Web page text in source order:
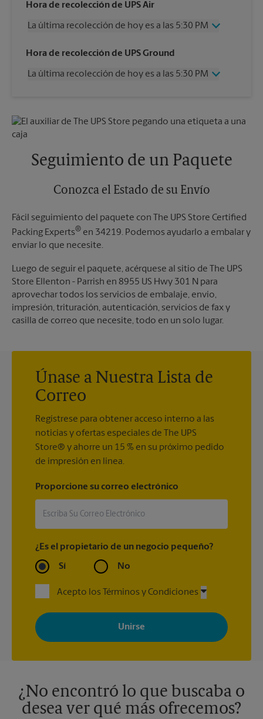
Hora de recolección de UPS Air
La última recolección de hoy es a las 5:30 PM
Miércoles
5:30 PM
Viernes
5:30 PM
Hora de recolección de UPS Ground
La última recolección de hoy es a las 5:30 PM
Viernes
5:30 PM
Lunes
5:30 PM
Seguimiento de un Paquete
Conozca el Estado de su Envío
Fácil seguimiento del paquete con The UPS Store Certified
Packing Experts® en 34219. Podemos ayudarlo a embalar y
enviar lo que necesite.
Luego de seguir el paquete, acérquese al sitio de The UPS
Store Ellenton - Parrish en 8955 US Hwy 301 N para
aprovechar todos los servicios de embalaje, envío,
impresión, trituración, autenticación, servicios de fax y
casilla de correo que necesite, todo en un solo lugar.
Únase a Nuestra Lista de
Correo
Regístrese para obtener acceso interno a las
noticias y ofertas especiales de The UPS
Store® y ahorre un 15 % en su próximo pedido
de impresión en línea.
Proporcione su correo electrónico
¿Es el propietario de un negocio pequeño?
Sí No
Acepto los Términos y Condiciones
Al registrarse, acepta recibir correos electrónicos de The UPS
Store con noticias, ofertas especiales, promociones y mensajes
adaptados a sus intereses. Puede darse de baja en cualquier
momento. Para más información, consulte nuestra política de
¿No encontró lo que buscaba o
desea ver qué más ofrecemos?